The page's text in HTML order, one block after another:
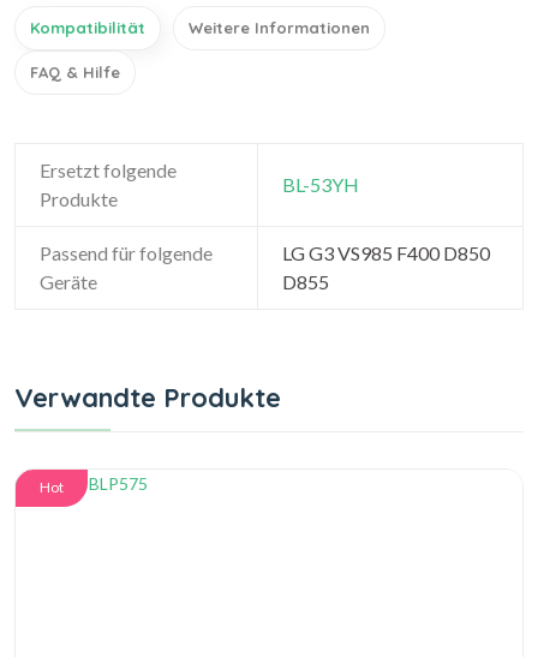
Kompatibilität Weitere Informationen
FAQ & Hilfe
Ersetzt folgende
Produkte
BL-53YH
Passend für folgende
Geräte
LG G3 VS985 F400 D850
D855
Verwandte Produkte
Hot